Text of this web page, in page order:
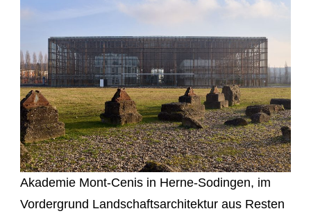
Akademie Mont-Cenis in Herne-Sodingen, im
Vordergrund Landschaftsarchitektur aus Resten